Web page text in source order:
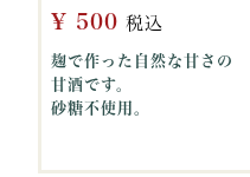
¥ 500 税込
麹で作った自然な甘さの
甘酒です。
砂糖不使用。